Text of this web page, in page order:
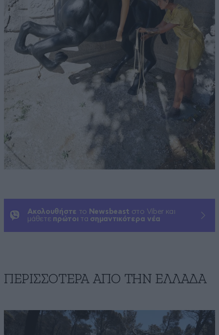
Ακολουθήστε το Newsbeast στο Viber και
μάθετε πρώτοι τα σημαντικότερα νέα
ΠΕΡΙΣΣΟΤΕΡΑ ΑΠΟ ΤΗΝ ΕΛΛΑΔΑ